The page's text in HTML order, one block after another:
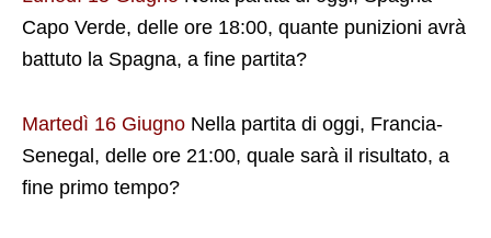
Capo Verde, delle ore 18:00, quante punizioni avrà
battuto la Spagna, a fine partita?
Martedì 16 Giugno Nella partita di oggi, Francia-
Senegal, delle ore 21:00, quale sarà il risultato, a
fine primo tempo?